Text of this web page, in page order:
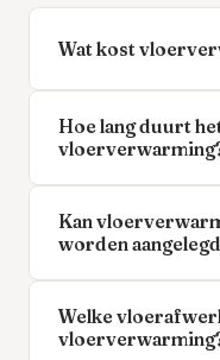
Wat kost
Hoe lang duurt
Kan
worden
Welke